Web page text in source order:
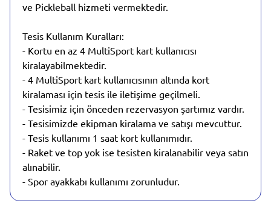
ve Pickleball hizmeti vermektedir.
Tesis Kullanım Kuralları:
- Kortu en az 4 MultiSport kart kullanıcısı
kiralayabilmektedir.
- 4 MultiSport kart kullanıcısının altında kort
kiralaması için tesis ile iletişime geçilmeli.
- Tesisimiz için önceden rezervasyon şartımız vardır.
- Tesisimizde ekipman kiralama ve satışı mevcuttur.
- Tesis kullanımı 1 saat kort kullanımıdır.
- Raket ve top yok ise tesisten kiralanabilir veya satın
alınabilir.
- Spor ayakkabı kullanımı zorunludur.